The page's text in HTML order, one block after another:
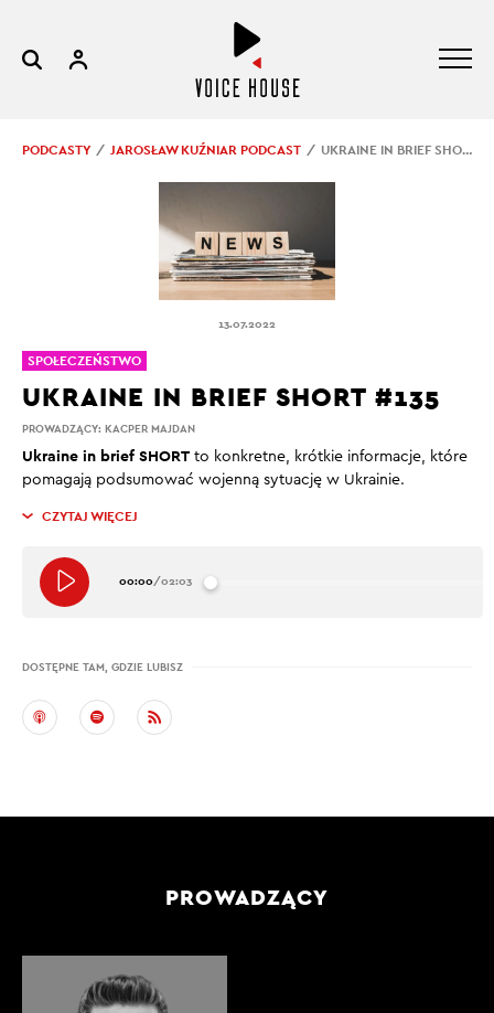
PODCASTY JAROSŁAW KUŹNIAR PODCAST UKRAINE IN BRIEF SHORT #135
13.07.2022
PROWADZĄCY: KACPER MAJDAN
UKRAINE IN BRIEF SHORT #135
Ukraine in brief SHORT to konkretne, krótkie informacje, które
pomagają podsumować wojenną sytuację w Ukrainie.
CZYTAJ WIĘCEJ
00:00/02:03
DOSTĘPNE TAM, GDZIE LUBISZ
SPOŁECZEŃSTWO
PROWADZĄCY